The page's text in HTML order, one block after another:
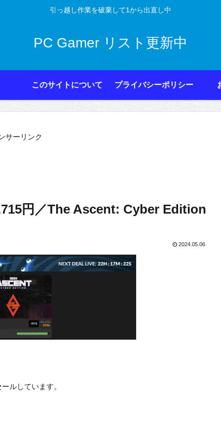
引っ越し作業を破棄して1から出直し中
PC Gamer リスト更新中
このサイトについて プライバシーポリシー
サーリンク
円／The Ascent: Cyber Edition
2024.05.06
ルしています。